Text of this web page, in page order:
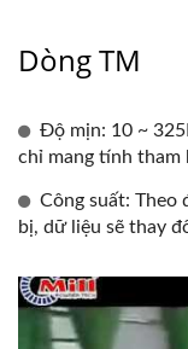
Dòng TM
Độ mịn: 10 ~
chỉ mang tính tham
Công suất: Theo
bị, dữ liệu sẽ thay